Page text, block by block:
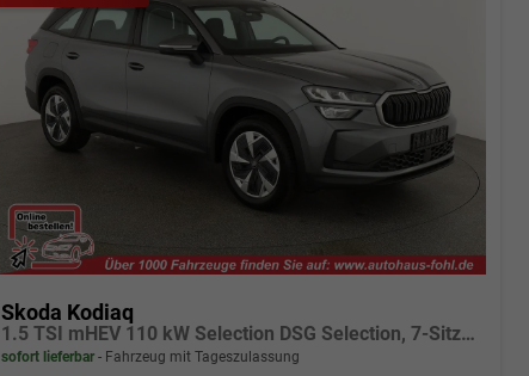
Skoda Kodiaq
1.5 TSI mHEV 110 kW Selection DSG Selection, 7-Sitzer, AHK, Navi, Side, Kamera, Winter, 4 J.- Garantie
sofort lieferbar Fahrzeug mit Tageszulassung